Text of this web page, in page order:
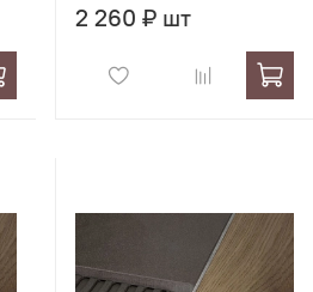
2 260 ₽ шт